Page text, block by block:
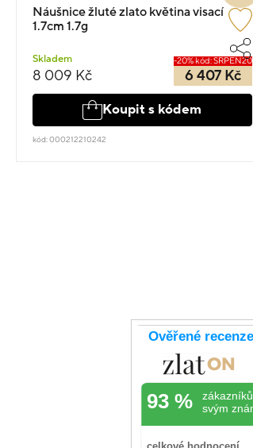
Náušnice žluté zlato květina visací
1.7cm 1.7g
Skladem
8 009 Kč
-20% kód: SRPEN20
6 407 Kč
Koupit s kódem
kód: 000212210242